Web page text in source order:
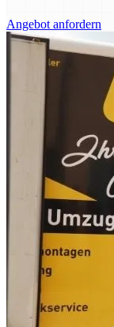
Angebot anfordern